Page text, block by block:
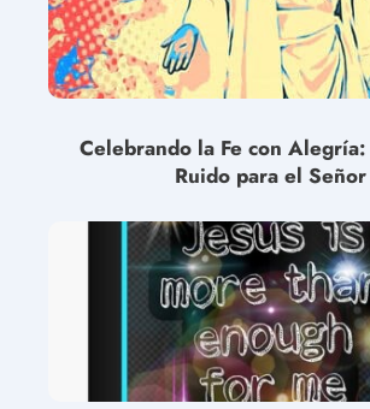
Celebrando la Fe con
Ruido para el Señor